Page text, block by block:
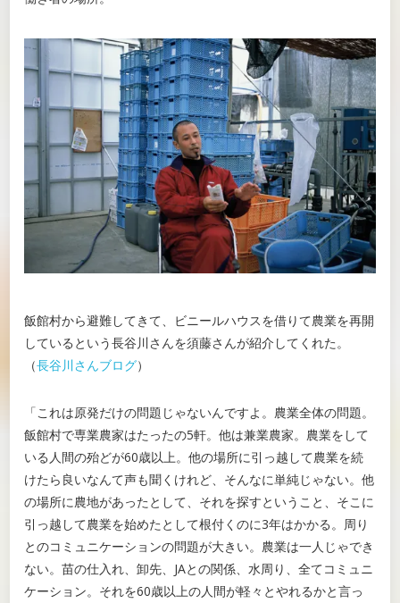
飯館村から避難してきて、ビニールハウスを借りて農業を再開
しているという長谷川さんを須藤さんが紹介してくれた。
（長谷川さんブログ）
「これは原発だけの問題じゃないんですよ。農業全体の問題。
飯館村で専業農家はたったの5軒。他は兼業農家。農業をして
いる人間の殆どが60歳以上。他の場所に引っ越して農業を続
けたら良いなんて声も聞くけれど、そんなに単純じゃない。他
の場所に農地があったとして、それを探すということ、そこに
引っ越して農業を始めたとして根付くのに3年はかかる。周り
とのコミュニケーションの問題が大きい。農業は一人じゃでき
ない。苗の仕入れ、卸先、JAとの関係、水周り、全てコミュニ
ケーション。それを60歳以上の人間が軽々とやれるかと言っ